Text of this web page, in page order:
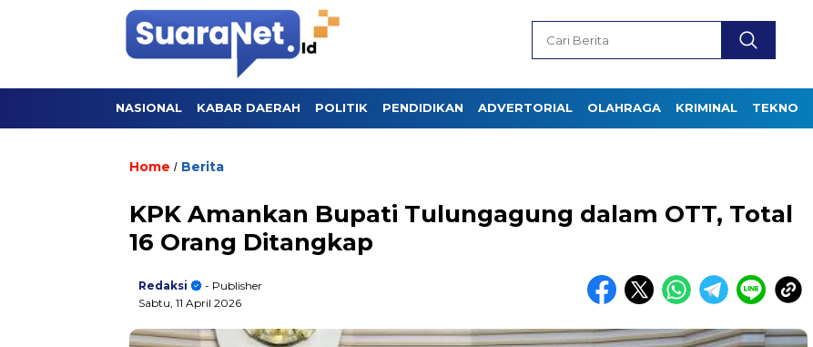
NASIONAL KABAR DAERAH POLITIK PENDIDIKAN ADVERTORIAL OLAHRAGA KRIMINAL TEKNO
Home / Berita
KPK Amankan Bupati Tulungagung dalam OTT, Total
16 Orang Ditangkap
Redaksi
- Publisher
Sabtu, 11 April 2026